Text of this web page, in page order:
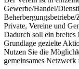
Gewerbe/Handel/
Private, Vereine und
Dadurch soll ein breites
Grundlage gezielte
Nutzen Sie die
gemeinsames